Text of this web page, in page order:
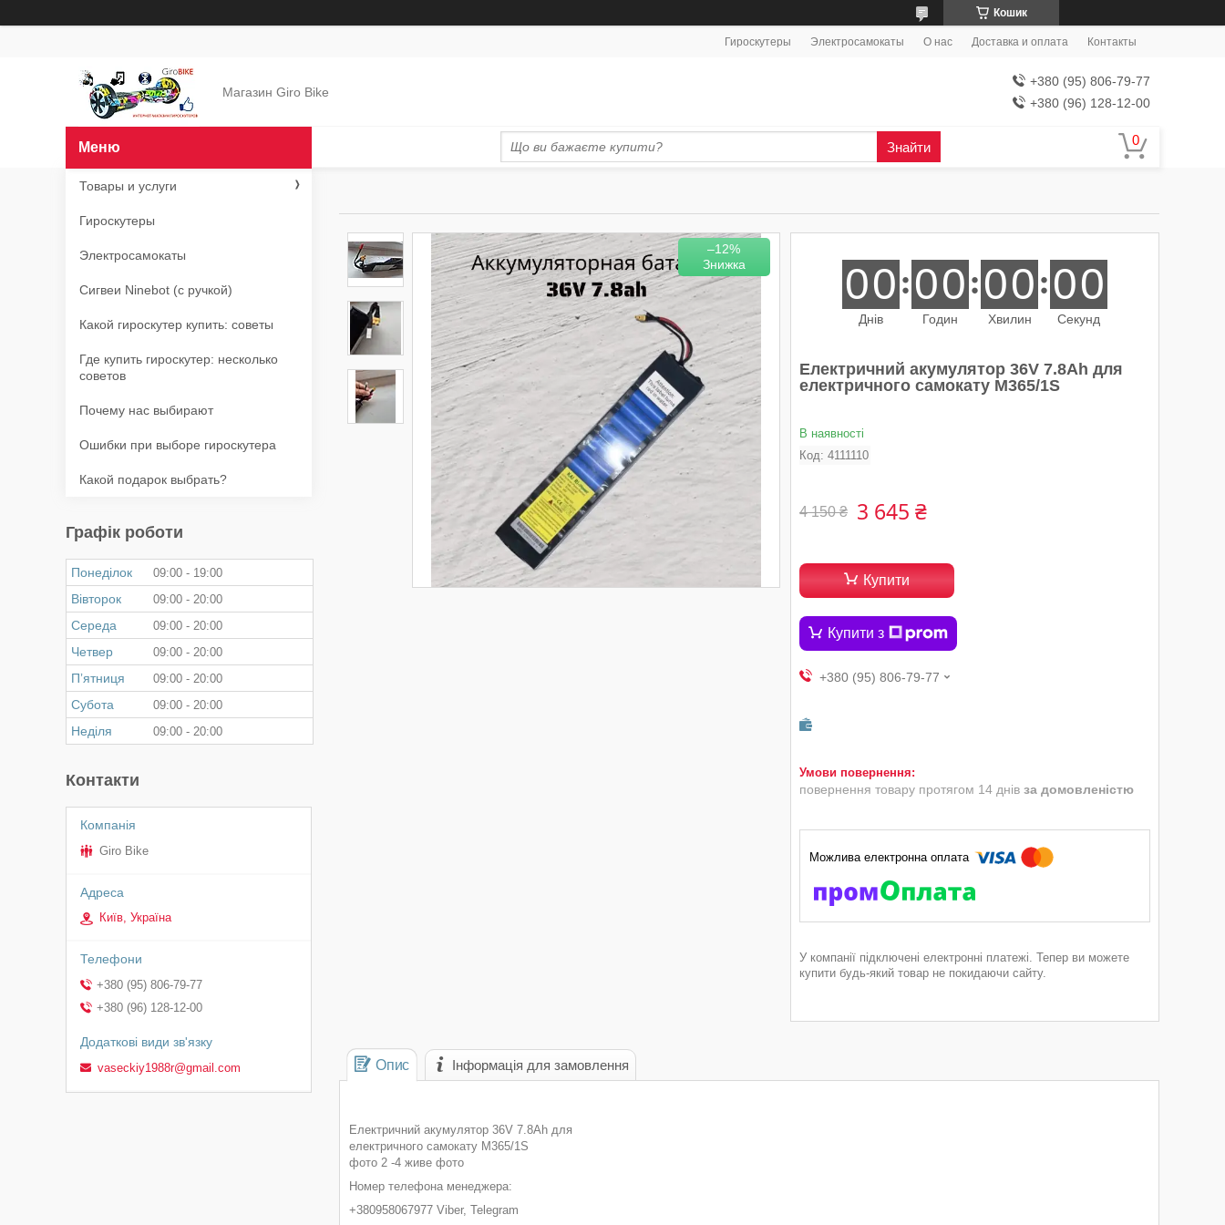
Кошик
Гироскутеры Электросамокаты О нас Доставка и оплата Контакты
Магазин Giro Bike
+380 (95) 806-79-77
+380 (96) 128-12-00
Знайти
–12%
00
Днів
00
Годин
00
Хвилин
00
Секунд
Електричний акумулятор 36V 7.8Ah для
електричного самокату М365/1S
В наявності
Код: 4111110
4 150 ₴ 3 645 ₴
Купити
Купити з
+380 (95) 806-79-77
повернення товару протягом 14 днів за домовленістю
У компанії підключені електронні платежі. Тепер ви можете
купити будь-який товар не покидаючи сайту.
Опис Інформація для замовлення
Електричний акумулятор 36V 7.8Ah для
електричного самокату М365/1S
фото 2 -4 живе фото
Номер телефона менеджера:
+380958067977 Viber, Telegram
Товары и услуги
Гироскутеры
Электросамокаты
Сигвеи Ninebot (с ручкой)
Какой гироскутер купить: советы
Где купить гироскутер: несколько
советов
Почему нас выбирают
Ошибки при выборе гироскутера
Какой подарок выбрать?
Графік роботи
Понеділок 09:00 19:00
Вівторок 09:00 20:00
Середа 09:00 20:00
Четвер 09:00 20:00
Пʼятниця 09:00 20:00
Субота 09:00 20:00
Неділя 09:00 20:00
Контакти
Giro Bike
Київ, Україна
+380 (95) 806-79-77
+380 (96) 128-12-00
vaseckiy1988r@gmail.com